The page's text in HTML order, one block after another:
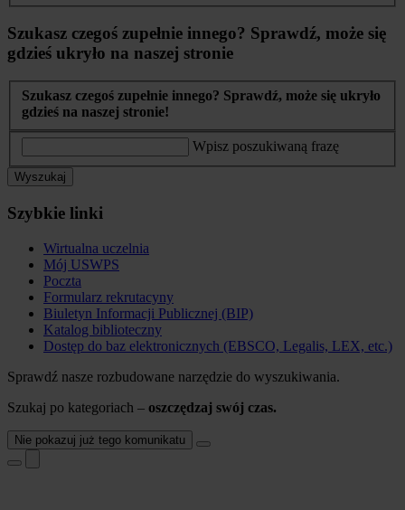
Szukasz czegoś zupełnie innego? Sprawdź, może się
gdzieś ukryło na naszej stronie
Szukasz czegoś zupełnie innego? Sprawdź, może się ukryło
gdzieś na naszej stronie!
Wpisz poszukiwaną frazę
Wyszukaj
Szybkie linki
Wirtualna uczelnia
Mój USWPS
Poczta
Formularz rekrutacyny
Biuletyn Informacji Publicznej (BIP)
Katalog biblioteczny
Dostęp do baz elektronicznych (EBSCO, Legalis, LEX, etc.)
Sprawdź nasze rozbudowane narzędzie do wyszukiwania.
Szukaj po kategoriach – oszczędzaj swój czas.
Nie pokazuj już tego komunikatu